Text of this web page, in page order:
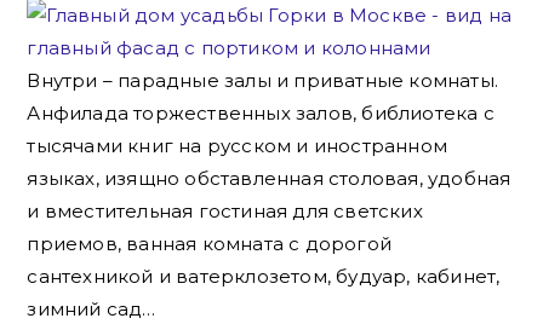
Внутри – парадные залы и приватные комнаты.
Анфилада торжественных залов, библиотека с
тысячами книг на русском и иностранном
языках, изящно обставленная столовая, удобная
и вместительная гостиная для светских
приемов, ванная комната с дорогой
сантехникой и ватерклозетом, будуар, кабинет,
зимний сад…